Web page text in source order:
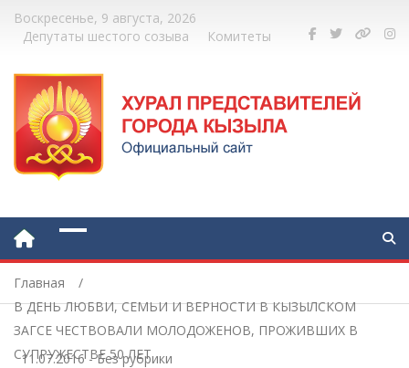
Воскресенье, 9 августа, 2026
Депутаты шестого созыва
Комитеты
Главная
В ДЕНЬ ЛЮБВИ, СЕМЬИ И ВЕРНОСТИ В КЫЗЫЛСКОМ
ЗАГСЕ ЧЕСТВОВАЛИ МОЛОДОЖЕНОВ, ПРОЖИВШИХ В
СУПРУЖЕСТВЕ 50 ЛЕТ
11.07.2016- Без рубрики